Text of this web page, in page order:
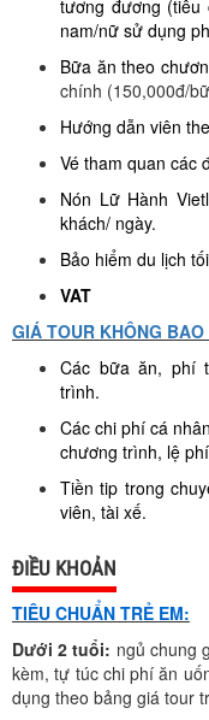
tương đương (tiêu
nam/nữ sử dụng
Bữa ăn theo
chính (150,000đ/
Hướng dẫn viên
Vé tham quan các
Nón Lữ Hành
khách/ ngày.
Bảo hiểm du lịch
VAT
GIÁ TOUR KHÔNG BAO
Các bữa ăn, phí
trình.
Các chi phí cá
chương trình, lệ
Tiền tip trong
viên, tài xế.
ĐIỀU KHOẢN
TIÊU CHUẨN TRẺ EM:
Dưới 2 tuổi: ngủ chung
kèm, tự túc chi phí ăn
dụng theo bảng giá tour